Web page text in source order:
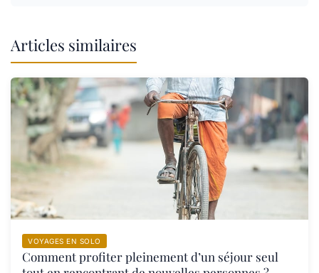
Articles similaires
VOYAGES EN SOLO
Comment profiter pleinement d’un séjour seul